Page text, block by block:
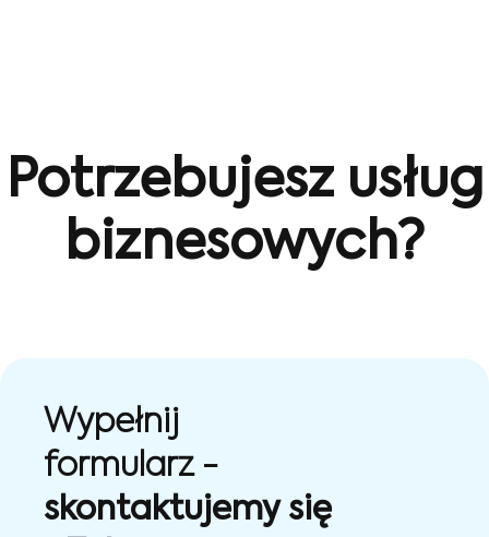
Potrzebujesz usług
biznesowych?
Wypełnij
formularz -
skontaktujemy się